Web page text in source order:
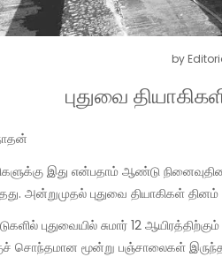
by
புதுவை
அன்றுமுதல் புதுவை தியாகிகள் தினம்
சொந்தமான மூன்று பஞ்சாலைகள்